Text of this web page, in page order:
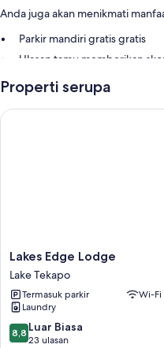
Anda juga akan menikmati
Parkir mandiri gratis gratis
Ulasan tamu memberikan
Fitur kamar
Semua kamar tamu dilengkapi
Lemari es kecil, microwave,
Properti serupa
Lakes
Edge
Lodge
Lake
Tekapo
Lakes Edge Lodge
Lake Tekapo
Termasuk parkir
Wi-Fi
Laundry
8.8
dari
8,8 Luar Biasa
23 ulasan
Lakes Edge Lodge